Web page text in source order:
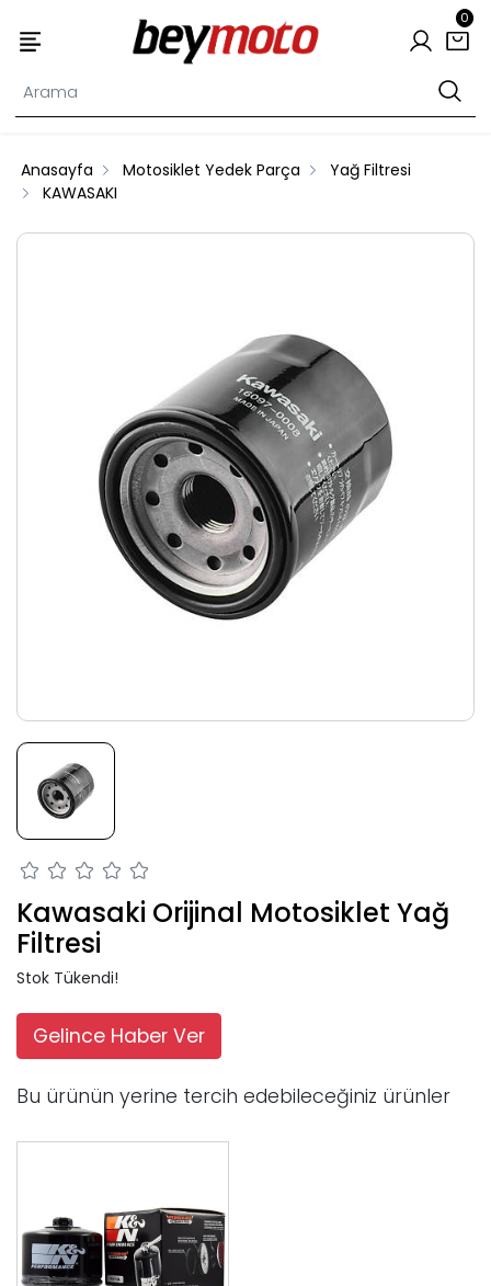
0
Anasayfa Motosiklet Yedek Parça
Yağ Filtresi
KAWASAKI
Kawasaki Orijinal Motosiklet Yağ
Filtresi
Stok Tükendi!
Gelince Haber Ver
Bu ürünün yerine tercih edebileceğiniz ürünler